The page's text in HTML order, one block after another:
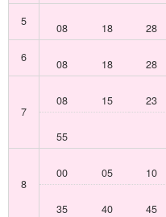
5
08 18 28
6
08 18 28
7
08 15 23
55
8
00 05 10
35 40 45